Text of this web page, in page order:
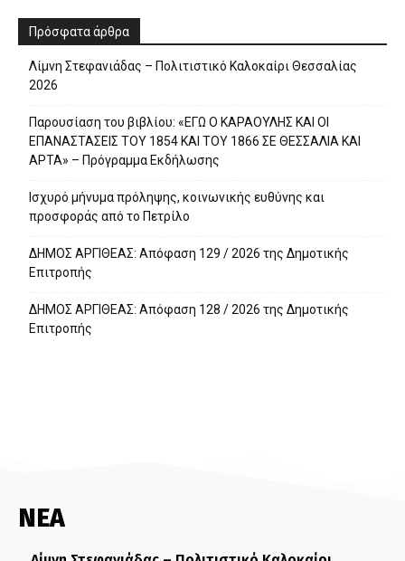
Πρόσφατα άρθρα
Λίμνη Στεφανιάδας – Πολιτιστικό Καλοκαίρι Θεσσαλίας
2026
Παρουσίαση του βιβλίου: «ΕΓΩ Ο ΚΑΡΑΟΥΛΗΣ ΚΑΙ ΟΙ
ΕΠΑΝΑΣΤΑΣΕΙΣ ΤΟΥ 1854 ΚΑΙ ΤΟΥ 1866 ΣΕ ΘΕΣΣΑΛΙΑ ΚΑΙ
ΑΡΤΑ» – Πρόγραμμα Εκδήλωσης
Ισχυρό μήνυμα πρόληψης, κοινωνικής ευθύνης και
προσφοράς από το Πετρίλο
ΔΗΜΟΣ ΑΡΓΙΘΕΑΣ: Απόφαση 129 / 2026 της Δημοτικής
Επιτροπής
ΔΗΜΟΣ ΑΡΓΙΘΕΑΣ: Απόφαση 128 / 2026 της Δημοτικής
Επιτροπής
ΝΕΑ